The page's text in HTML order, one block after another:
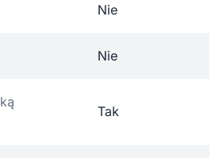
Nie
Nie
Tak